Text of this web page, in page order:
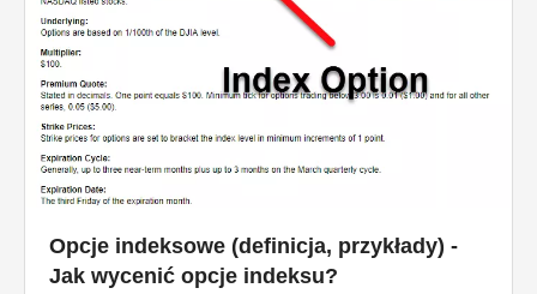
Opcje indeksowe (definicja, przykłady) -
Jak wycenić opcje indeksu?